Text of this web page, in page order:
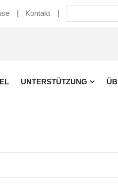
Kontakt
UNTERSTÜTZUNG